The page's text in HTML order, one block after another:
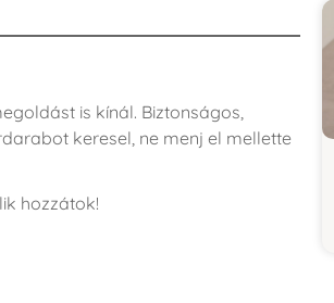
is kínál. Biztonságos,
keresel, ne menj el mellette
hozzátok!